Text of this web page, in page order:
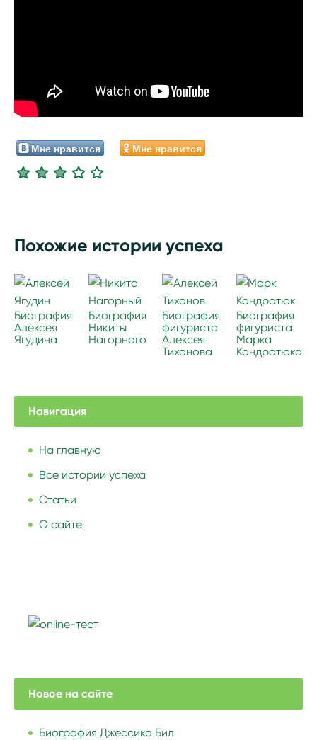
Мне нравится Мне нравится
Похожие истории успеха
Биография
Алексея
Ягудина
Биография
Никиты
Нагорного
Биография
фигуриста
Алексея
Тихонова
Биография
фигуриста
Марка
Кондратюка
Навигация
На главную
Все истории успеха
Статьи
О сайте
Новое на сайте
Биография Джессика Бил